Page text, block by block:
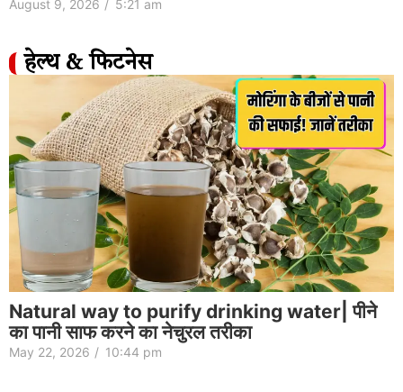
August 9, 2026 / 5:21 am
हेल्थ & फिटनेस
Natural way to purify drinking water| पीने
का पानी साफ करने का नेचुरल तरीका
May 22, 2026 / 10:44 pm